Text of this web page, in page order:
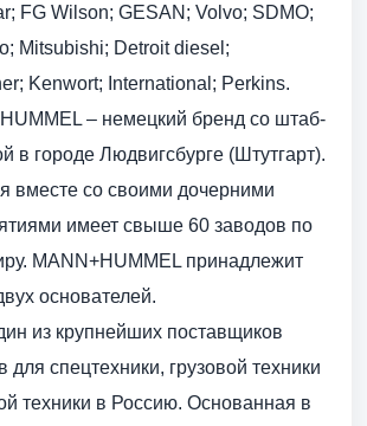
FG Wilson; GESAN; Volvo; SDMO;
Mitsubishi; Detroit diesel;
Kenwort; International; Perkins.
– немецкий бренд со штаб-
в городе Людвигсбурге (Штутгарт).
вместе со своими дочерними
имеет свыше 60 заводов по
MANN+HUMMEL принадлежит
основателей.
из крупнейших поставщиков
для спецтехники, грузовой техники
техники в Россию. Основанная в